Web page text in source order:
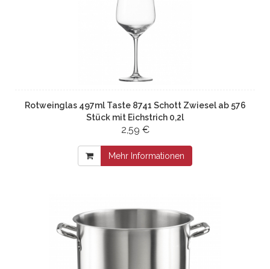
Rotweinglas 497ml Taste 8741 Schott Zwiesel ab 576
Stück mit Eichstrich 0,2l
2,59 €
Mehr Informationen